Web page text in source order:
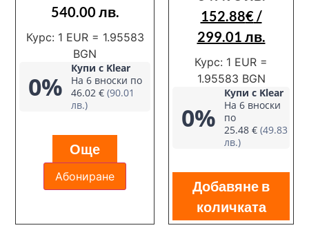
540.00 лв.
Курс: 1 EUR = 1.95583
BGN
0%
Купи с Klear
На 6 вноски по
46.02 €(90.01
лв.)
Още
Абониране
152.88€/
299.01 лв.
Курс: 1 EUR =
1.95583 BGN
0%
Купи с Klear
На 6 вноски
по
25.48 €(49.83
лв.)
Добавяне в
количката